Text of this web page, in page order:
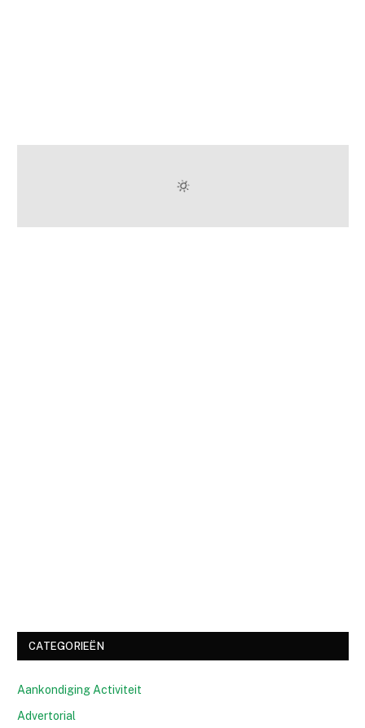
CATEGORIEËN
Aankondiging Activiteit
Advertorial